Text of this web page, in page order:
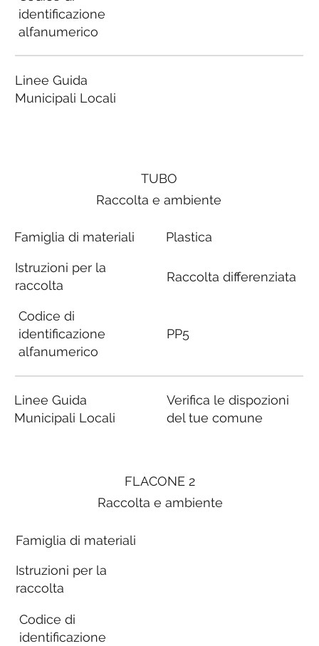
identificazione
alfanumerico
Linee Guida
Municipali Locali
FLACONE 2
Raccolta e ambiente
Famiglia di materiali
Istruzioni per la
raccolta
Codice di
identificazione
TUBO
Raccolta e ambiente
Famiglia di materiali
Istruzioni per la
raccolta
Codice di
identificazione
alfanumerico
Linee Guida
Municipali Locali
Plastica
Raccolta differenziata
PP5
Verifica le dispozioni
del tue comune